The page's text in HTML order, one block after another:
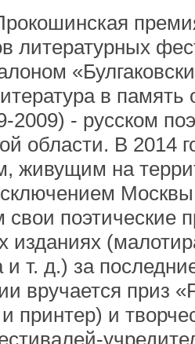
литературных
в
2009) - русском
области. В 2014
живущим на
Москвы
поэтические
изданиях
и т. д.) за
вручается приз
принтер) и